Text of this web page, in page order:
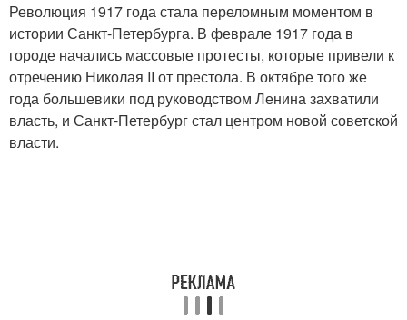
Революция 1917 года стала переломным моментом в
истории Санкт-Петербурга. В феврале 1917 года в
городе начались массовые протесты, которые привели к
отречению Николая II от престола. В октябре того же
года большевики под руководством Ленина захватили
власть, и Санкт-Петербург стал центром новой советской
власти.